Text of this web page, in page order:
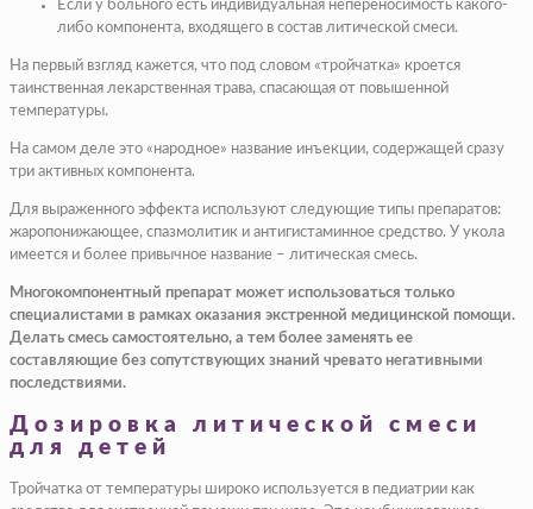
Если у больного есть индивидуальная непереносимость какого-
либо компонента, входящего в состав литической смеси.
На первый взгляд кажется, что под словом «тройчатка» кроется
таинственная лекарственная трава, спасающая от повышенной
температуры.
На самом деле это «народное» название инъекции, содержащей сразу
три активных компонента.
Для выраженного эффекта используют следующие типы препаратов:
жаропонижающее, спазмолитик и антигистаминное средство. У укола
имеется и более привычное название – литическая смесь.
Многокомпонентный препарат может использоваться только
специалистами в рамках оказания экстренной медицинской помощи.
Делать смесь самостоятельно, а тем более заменять ее
составляющие без сопутствующих знаний чревато негативными
последствиями.
Дозировка литической смеси
для детей
Тройчатка от температуры широко используется в педиатрии как